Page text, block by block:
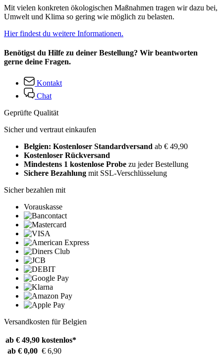
Mit vielen konkreten ökologischen Maßnahmen tragen wir dazu bei,
Umwelt und Klima so gering wie möglich zu belasten.
Hier findest du weitere Informationen.
Benötigst du Hilfe zu deiner Bestellung? Wir beantworten
gerne deine Fragen.
Kontakt
Chat
Geprüfte Qualität
Sicher und vertraut einkaufen
Belgien: Kostenloser Standardversand ab € 49,90
Kostenloser Rückversand
Mindestens 1 kostenlose Probe zu jeder Bestellung
Sichere Bezahlung mit SSL-Verschlüsselung
Sicher bezahlen mit
Vorauskasse
Versandkosten für Belgien
ab € 49,90 kostenlos*
ab € 0,00 € 6,90